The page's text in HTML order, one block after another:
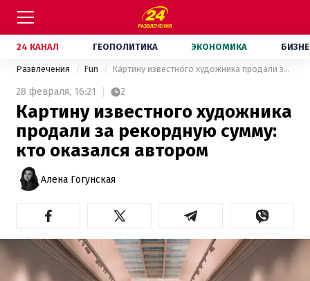
24 КАНАЛ ГЕОПОЛИТИКА ЭКОНОМИКА
Развлечения Fun Картину известного художника продали за рекордную сумму: кто оказался автором
28 февраля, 16:21 2
Картину известного художника
продали за рекордную сумму:
кто оказался автором
Алена Гогунская